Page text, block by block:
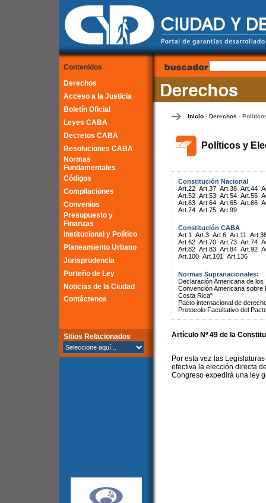
Contenidos
Derechos
Acceso a la Justicia
Boletín Oficial
Leyes CABA
Decretos CABA
Resoluciones CABA
Normas
Fundamentales
Códigos
Compilaciones
Convenios
Presupuesto y
Finanzas
Institucional y Político
Planeamiento Urbano
Jurisprudencia
Porteño de Ley
Noticias de la Ciudad
Contáctenos
Sitios Relacionados
Inicio- Derechos -
Políticos y
Constitución Nacional
Art.22 Art.37 Art.38 Art.44
Art.52 Art.53 Art.54 Art.55
Art.63 Art.64 Art.65 Art.66
Art.74 Art.75 Art.99
Constitución CABA
Art.1
Art.3 Art.6 Art.11
Art.62 Art.70 Art.73 Art.74
Art.82 Art.83 Art.84 Art.92
Art.100 Art.101 Art.136
Normas Supranacionales:
Declaración Americana de
Convención Americana
Costa Rica"
Pacto internacional de
Protocolo Facultativo del
Artículo Nº 49 de la
Por esta vez las
efectiva la elección directa
Congreso expedirá una ley